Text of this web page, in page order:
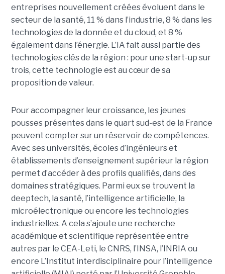
entreprises nouvellement créées évoluent dans le
secteur de la santé, 11 % dans l’industrie, 8 % dans les
technologies de la donnée et du cloud, et 8 %
également dans l’énergie. L’IA fait aussi partie des
technologies clés de la région : pour une start-up sur
trois, cette technologie est au cœur de sa
proposition de valeur.
Pour accompagner leur croissance, les jeunes
pousses présentes dans le quart sud-est de la France
peuvent compter sur un réservoir de compétences.
Avec ses universités, écoles d’ingénieurs et
établissements d’enseignement supérieur la région
permet d’accéder à des profils qualifiés, dans des
domaines stratégiques. Parmi eux se trouvent la
deeptech, la santé, l’intelligence artificielle, la
microélectronique ou encore les technologies
industrielles. A cela s’ajoute une recherche
académique et scientifique représentée entre
autres par le CEA-Leti, le CNRS, l’INSA, l’INRIA ou
encore L’Institut interdisciplinaire pour l’intelligence